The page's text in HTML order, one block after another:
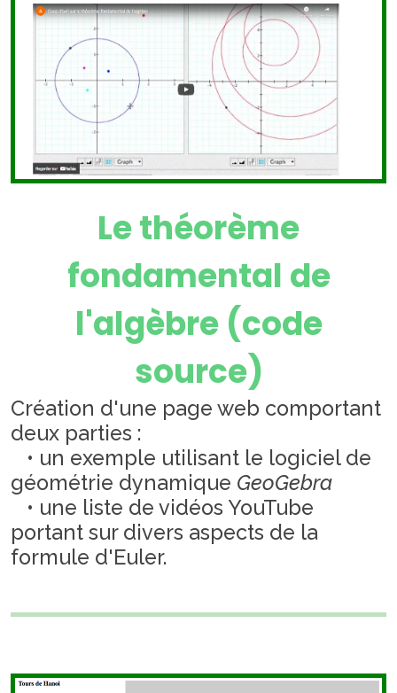
Le théorème
fondamental de
l'algèbre (code
source)
Création d'une page web comportant
deux parties :
• un exemple utilisant le logiciel de
géométrie dynamique GeoGebra
• une liste de vidéos YouTube
portant sur divers aspects de la
formule d'Euler.